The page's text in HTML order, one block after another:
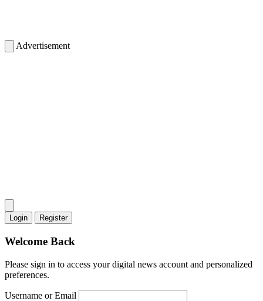
Advertisement
Login Register
Welcome Back
Please sign in to access your digital news account and personalized
preferences.
Username or Email